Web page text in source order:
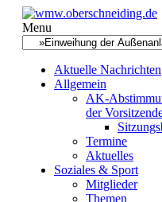
Menu
Aktuelle Nachrichten
Allgemein
AK-
der
Termine
Aktuelles
Soziales & Sport
Mitglieder
Themen